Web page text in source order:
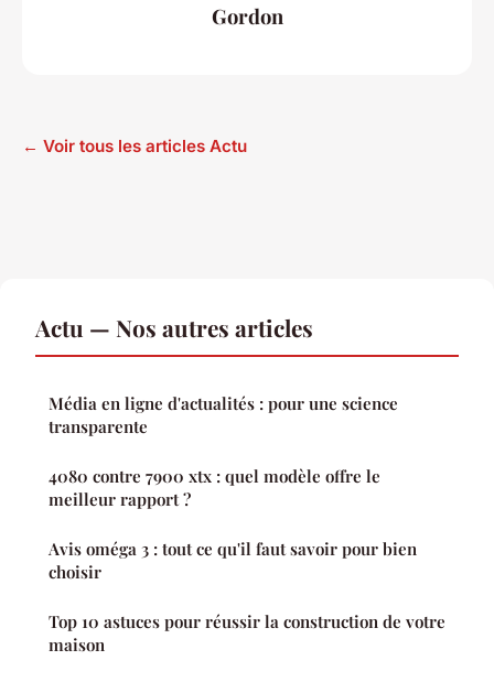
Gordon
← Voir tous les articles Actu
Actu — Nos autres articles
Média en ligne d'actualités : pour une science
transparente
4080 contre 7900 xtx : quel modèle offre le
meilleur rapport ?
Avis oméga 3 : tout ce qu'il faut savoir pour bien
choisir
Top 10 astuces pour réussir la construction de votre
maison